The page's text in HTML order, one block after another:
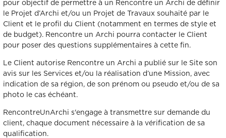
pour objectif de permettre à un Rencontre un Archi de définir
le Projet d’Archi et/ou un Projet de Travaux souhaité par le
Client et le profil du Client (notamment en termes de style et
de budget). Rencontre un Archi pourra contacter le Client
pour poser des questions supplémentaires à cette fin.
Le Client autorise Rencontre un Archi a publié sur le Site son
avis sur les Services et/ou la réalisation d’une Mission, avec
indication de sa région, de son prénom ou pseudo et/ou de sa
photo le cas échéant.
RencontreUnArchi s'engage à transmettre sur demande du
client, chaque document nécessaire à la vérification de sa
qualification.